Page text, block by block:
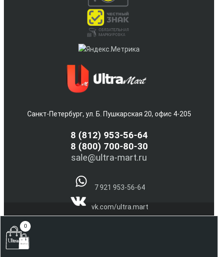
Санкт-Петербург, ул. Б. Пушкарская 20, офис 4-205
8 (812) 953-56-64
8 (800) 700-80-30
sale@ultra-mart.ru
7 921 953-56-64
vk.com/ultra.mart
(С) 2005-2026 Интернет магазин электроники и бытовой
0